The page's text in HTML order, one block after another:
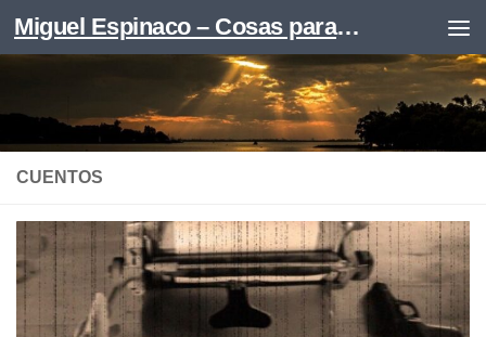
Skip to content Miguel Espinaco – Cosas para leer
CUENTOS